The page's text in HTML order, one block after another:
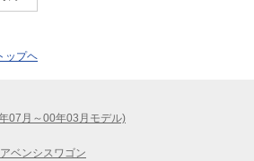
ップヘ
07月～00年03月モデル)
アベンシスワゴン